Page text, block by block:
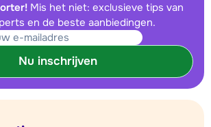
Mis het niet: exclusieve tips van
en de beste aanbiedingen.
Nu inschrijven